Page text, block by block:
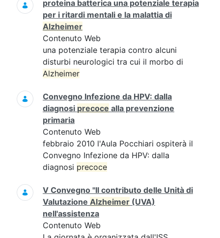
proteina batterica una potenziale terapia
per i ritardi mentali e la malattia di
Alzheimer
Contenuto Web
una potenziale terapia contro alcuni
disturbi neurologici tra cui il morbo di
Alzheimer
Convegno Infezione da HPV: dalla
diagnosi precoce alla prevenzione
primaria
Contenuto Web
febbraio 2010 l'Aula Pocchiari ospiterà il
Convegno Infezione da HPV: dalla
diagnosi precoce
V Convegno "Il contributo delle Unità di
Valutazione Alzheimer (UVA)
nell'assistenza
Contenuto Web